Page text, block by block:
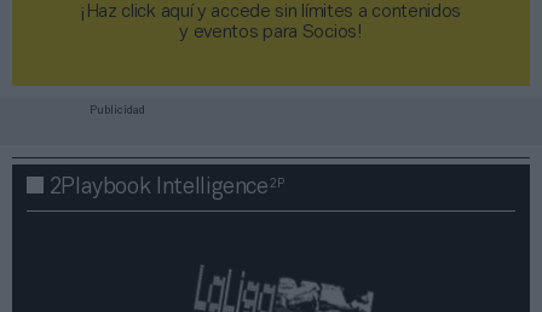
¡Haz click aquí y accede sin límites a contenidos
y eventos para Socios!​​​​​​​
Publicidad
2Playbook Intelligence2P